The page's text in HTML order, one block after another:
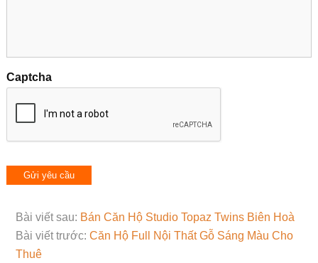
Captcha
Bài viết sau: Bán Căn Hộ Studio Topaz Twins Biên Hoà
Bài viết trước: Căn Hộ Full Nội Thất Gỗ Sáng Màu Cho
Thuê